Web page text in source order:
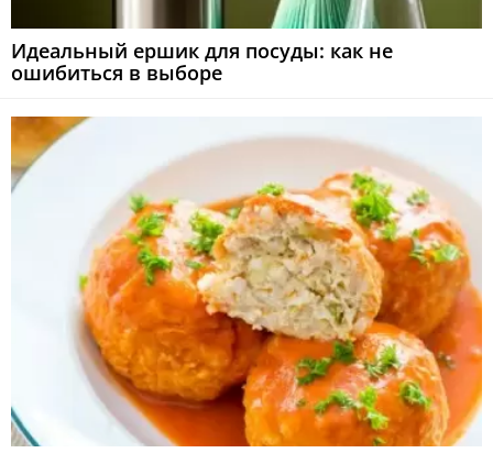
Идеальный ершик для посуды: как не
ошибиться в выборе